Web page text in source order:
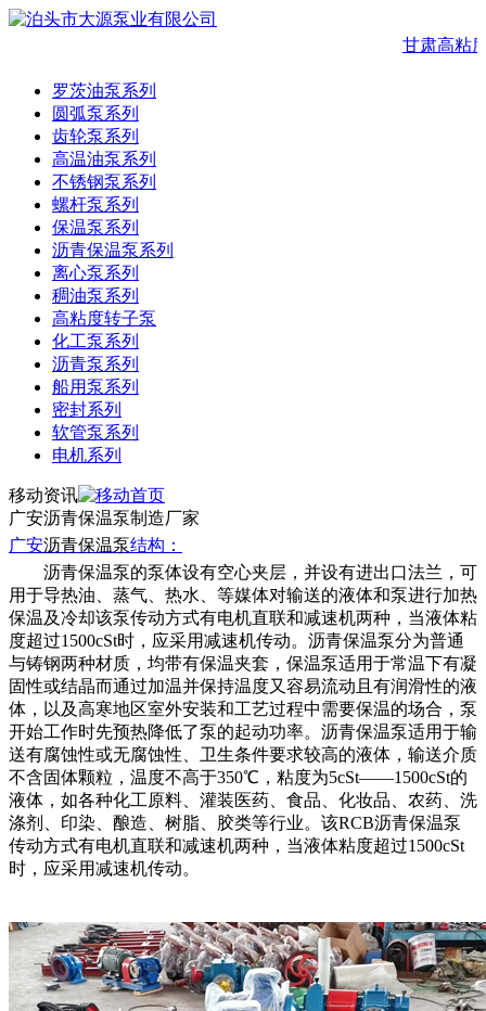
甘肃高粘
罗茨油泵系列
圆弧泵系列
齿轮泵系列
高温油泵系列
不锈钢泵系列
螺杆泵系列
保温泵系列
沥青保温泵系列
离心泵系列
稠油泵系列
高粘度转子泵
化工泵系列
沥青泵系列
船用泵系列
密封系列
软管泵系列
电机系列
移动资讯
广安沥青保温泵制造厂家
广安沥青保温泵结构：
沥青保温泵的泵体设有空心夹层，并设有进出口法兰，可
用于导热油、蒸气、热水、等媒体对输送的液体和泵进行加热
保温及冷却该泵传动方式有电机直联和减速机两种，当液体粘
度超过1500cSt时，应采用减速机传动。沥青保温泵分为普通
与铸钢两种材质，均带有保温夹套，保温泵适用于常温下有凝
固性或结晶而通过加温并保持温度又容易流动且有润滑性的液
体，以及高寒地区室外安装和工艺过程中需要保温的场合，泵
开始工作时先预热降低了泵的起动功率。沥青保温泵适用于输
送有腐蚀性或无腐蚀性、卫生条件要求较高的液体，输送介质
不含固体颗粒，温度不高于350℃，粘度为5cSt——1500cSt的
液体，如各种化工原料、灌装医药、食品、化妆品、农药、洗
涤剂、印染、酿造、树脂、胶类等行业。该RCB沥青保温泵
传动方式有电机直联和减速机两种，当液体粘度超过1500cSt
时，应采用减速机传动。